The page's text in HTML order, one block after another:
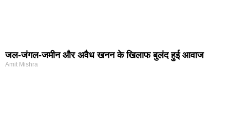
जल-जंगल-जमीन और अवैध खनन के खिलाफ बुलंद हुई आवाज
Amit Mishra